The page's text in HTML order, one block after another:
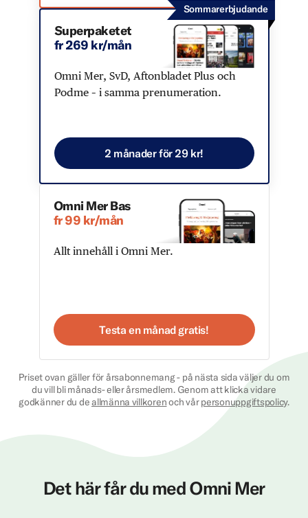
Sommarerbjudande
Superpaketet
fr 269 kr/mån
Omni Mer, SvD, Aftonbladet Plus och
Podme – i samma prenumeration.
2 månader för 29 kr!
Omni Mer Bas
fr 99 kr/mån
Allt innehåll i Omni Mer.
Testa en månad gratis!
Priset ovan gäller för årsabonnemang - på nästa sida väljer du om
du vill bli månads- eller årsmedlem. Genom att klicka vidare
godkänner du deallmänna villkorenoch vårpersonuppgiftspolicy.
Det här får du med Omni Mer